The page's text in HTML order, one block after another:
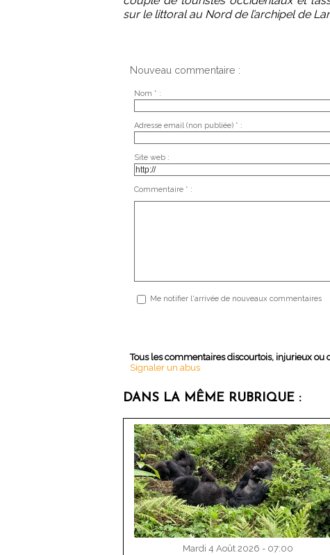
sur le littoral au Nord de l’archipel de
Nouveau commentaire :
Nom * :
Adresse email (non publiée) * :
Site web :
Commentaire * :
Me notifier l'arrivée de nouveaux commentaires
Tous les commentaires discourtois, injurieux
Signaler un abus
DANS LA MÊME RUBRIQUE :
Mardi 4 Août 2026 - 07:00